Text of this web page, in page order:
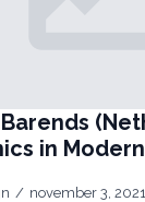
Barends
in
november 3, 2021